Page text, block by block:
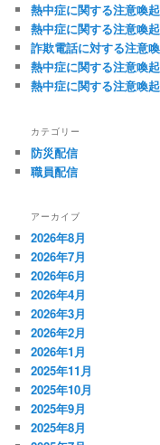
熱中症に関する注意喚起
熱中症に関する注意喚起
詐欺電話に対する注意
熱中症に関する注意喚起
熱中症に関する注意喚起
カテゴリー
防災配信
職員配信
アーカイブ
2026年8月
2026年7月
2026年6月
2026年4月
2026年3月
2026年2月
2026年1月
2025年11月
2025年10月
2025年9月
2025年8月